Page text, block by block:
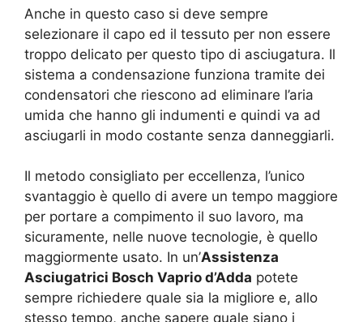
Anche in questo caso si deve sempre
selezionare il capo ed il tessuto per non essere
troppo delicato per questo tipo di asciugatura. Il
sistema a condensazione funziona tramite dei
condensatori che riescono ad eliminare l’aria
umida che hanno gli indumenti e quindi va ad
asciugarli in modo costante senza danneggiarli.
Il metodo consigliato per eccellenza, l’unico
svantaggio è quello di avere un tempo maggiore
per portare a compimento il suo lavoro, ma
sicuramente, nelle nuove tecnologie, è quello
maggiormente usato. In un’Assistenza
Asciugatrici Bosch Vaprio d’Adda potete
sempre richiedere quale sia la migliore e, allo
stesso tempo, anche sapere quale siano i